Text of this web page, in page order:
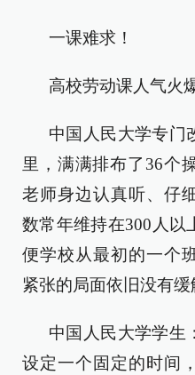
一课难求！
高校劳动课人气火
中国人民大学专门
里，满满排布了36个
老师身边认真听、仔
数常年维持在300人以
便学校从最初的一个
紧张的局面依旧没有缓
中国人民大学学生
设定一个固定的时间